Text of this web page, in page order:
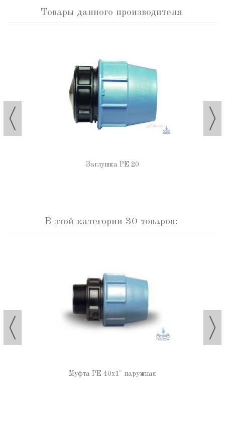
Товары данного производителя
Заглушка РЕ 20
В этой категории 30 товаров:
Муфта РЕ 40х1" наружная